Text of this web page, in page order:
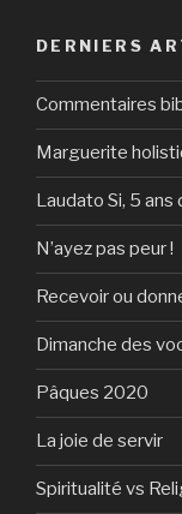
DERNIERS
Commentaires
Marguerite
Laudato Si, 5 ans
N’ayez pas peur !
Recevoir ou
Dimanche des
Pâques 2020
La joie de servir
Spiritualité vs